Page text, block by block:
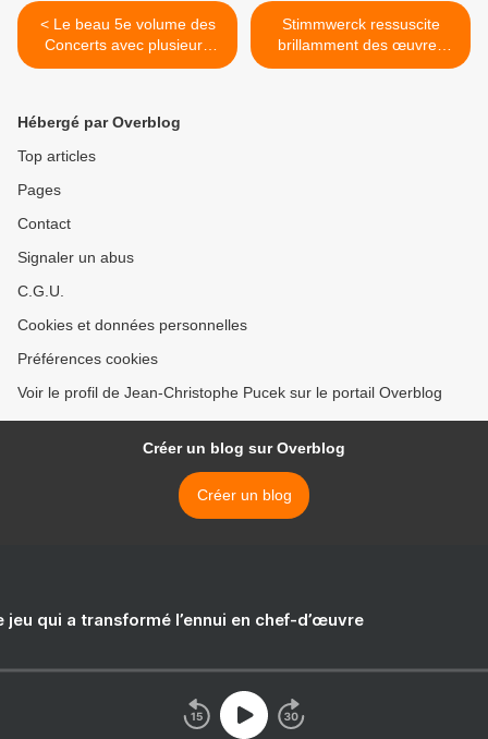
< Le beau 5e volume des
Concerts avec plusieurs
instruments de Bach par
Stimmwerck ressuscite
brillamment des œuvres
sacrées de Leonhard
Hébergé par Overblog
Top articles
Pages
Contact
Signaler un abus
C.G.U.
Cookies et données personnelles
Préférences cookies
Voir le profil de Jean-Christophe Pucek sur le portail Overblog
Créer un blog sur Overblog
Créer un blog
jeu qui a transformé l’ennui en chef-d’œuvre